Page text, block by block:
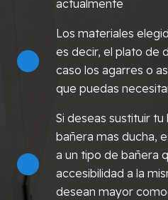
actualmente
Los materiales
es decir, el plato de
caso los agarres o
que puedas
Si deseas sustituir
bañera mas ducha,
a un tipo de bañera
accesibilidad a la
desean mayor